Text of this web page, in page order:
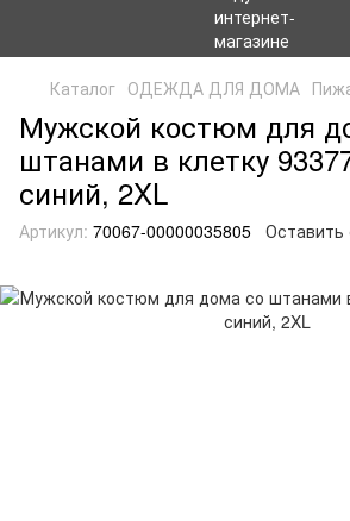
Каталог ОДЕЖДА ДЛЯ ДОМА
Мужской костюм для
штанами в клетку
синий, 2XL
Артикул: 70067-00000035805 Оставить